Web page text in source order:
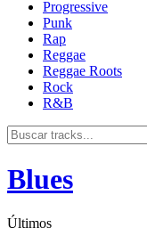
Progressive
Punk
Rap
Reggae
Reggae Roots
Rock
R&B
Blues
Últimos